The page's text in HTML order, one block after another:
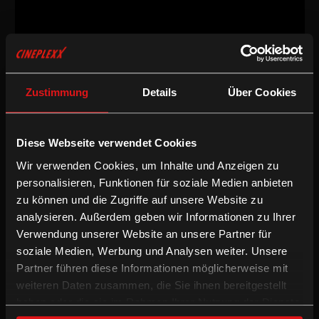
Zustimmung Details Über Cookies
Diese Webseite verwendet Cookies
Wir verwenden Cookies, um Inhalte und Anzeigen zu
personalisieren, Funktionen für soziale Medien anbieten
zu können und die Zugriffe auf unsere Website zu
analysieren. Außerdem geben wir Informationen zu Ihrer
Verwendung unserer Website an unsere Partner für
soziale Medien, Werbung und Analysen weiter. Unsere
Partner führen diese Informationen möglicherweise mit
weiteren Daten zusammen, die Sie ihnen bereitgestellt
haben oder die sie im Rahmen Ihrer Nutzung der Dienste
AT / CH
Drehbuch: Robert A. Pejo, Agnes Pluch, Günter Pscheider
Schnitt:Loredana Cristelli
Besetzung:Dorka Gryllus, Ursina Lardi, Andreas Lust, Merab
Ninidze, Oszkar Niary
Drama/Preisgekrönt/Thriller
Ein anonymes, jedoch populäres Snuff-Video taucht am
Osterwochenende auf, an dem Heinrich und Eva deren alten
Freund Thomas und dessen neue Freundin besuchen. Der
erschreckende Inhalt des Videos drängt sich in die Realität, als